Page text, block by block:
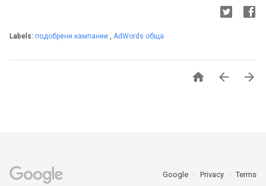
Labels: подобрени кампании , AdWords обща
  
Google Privacy Terms